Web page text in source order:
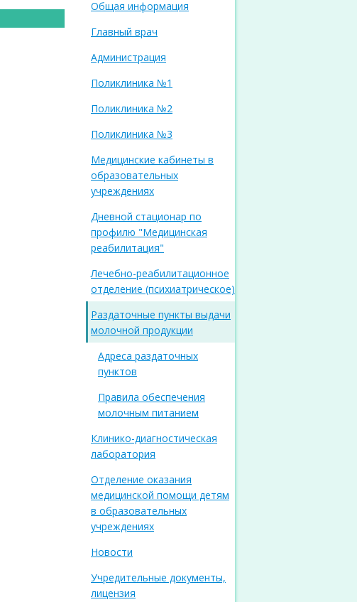
Общая информация
Главный врач
Администрация
Поликлиника №1
Поликлиника №2
Поликлиника №3
Медицинские кабинеты в
образовательных
учреждениях
Дневной стационар по
профилю "Медицинская
реабилитация"
Лечебно-реабилитационное
отделение (психиатрическое)
Раздаточные пункты выдачи
молочной продукции
Адреса раздаточных
пунктов
Правила обеспечения
молочным питанием
Клинико-диагностическая
лаборатория
Отделение оказания
медицинской помощи детям
в образовательных
учреждениях
Новости
Учредительные документы,
лицензия